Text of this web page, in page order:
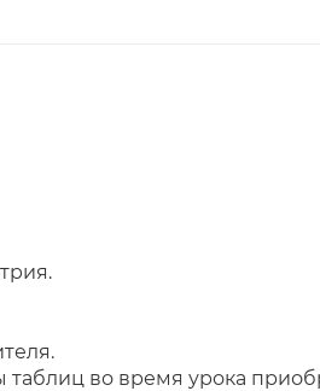
во время урока